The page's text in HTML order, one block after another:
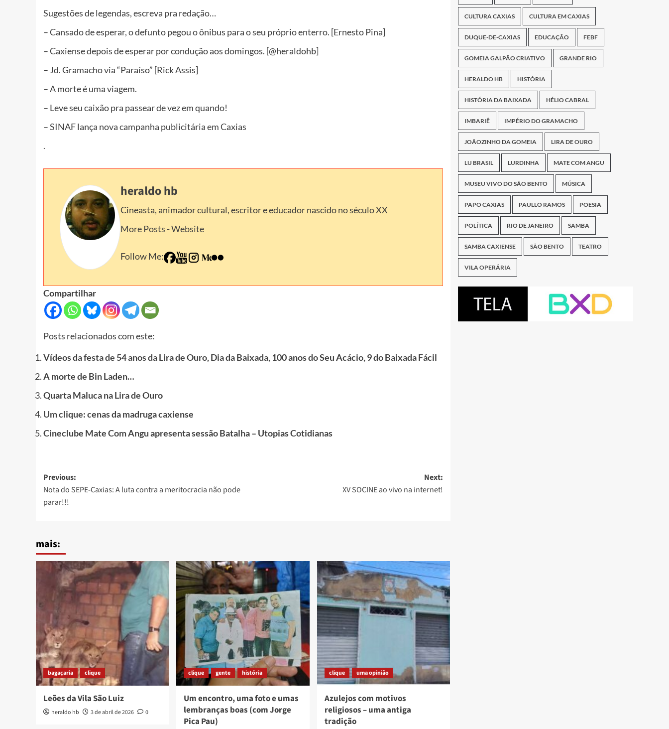
Sugestões de legendas, escreva pra redação…
– Cansado de esperar, o defunto pegou o ônibus para o seu próprio enterro. [Ernesto Pina]
– Caxiense depois de esperar por condução aos domingos. [@heraldohb]
– Jd. Gramacho via “Paraíso” [Rick Assis]
– A morte é uma viagem.
– Leve seu caixão pra passear de vez em quando!
– SINAF lança nova campanha publicitária em Caxias
.
heraldo hb
Cineasta, animador cultural, escritor e educador nascido no século XX
More Posts -Website
Follow Me:
Compartilhar
Posts relacionados com este:
Vídeos da festa de 54 anos da Lira de Ouro, Dia da Baixada, 100 anos do Seu Acácio, 9 do Baixada Fácil
A morte de Bin Laden…
Quarta Maluca na Lira de Ouro
Um clique: cenas da madruga caxiense
Cineclube Mate Com Angu apresenta sessão Batalha – Utopias Cotidianas
Post
navigation
Previous:
Nota do SEPE-Caxias: A luta contra a meritocracia não pode
parar!!!
Next:
XV SOCINE ao vivo na internet!
mais:
bagaçaria clique
Leões da Vila São Luiz
heraldo hb 3 de abril de 2026 0
clique gente história
Um encontro, uma foto e umas
lembranças boas (com Jorge
Pica Pau)
clique uma opinião
Azulejos com motivos
religiosos – uma antiga
tradição
CULTURA CAXIAS CULTURA EM CAXIAS
DUQUE-DE-CAXIAS EDUCAÇÃO FEBF
GOMEIA GALPÃO CRIATIVO GRANDE RIO
HERALDO HB HISTÓRIA
HISTÓRIA DA BAIXADA HÉLIO CABRAL
IMBARIÊ IMPÉRIO DO GRAMACHO
JOÃOZINHO DA GOMEIA LIRA DE OURO
LU BRASIL LURDINHA MATE COM ANGU
MUSEU VIVO DO SÃO BENTO MÚSICA
PAPO CAXIAS PAULLO RAMOS POESIA
POLÍTICA RIO DE JANEIRO SAMBA
SAMBA CAXIENSE SÃO BENTO TEATRO
VILA OPERÁRIA